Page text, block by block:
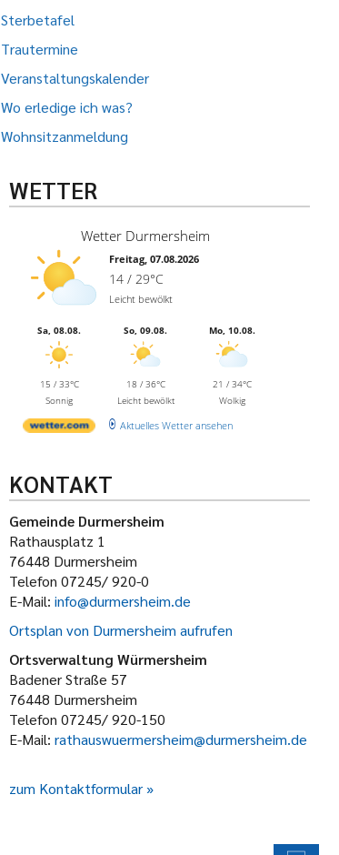
Sterbetafel
Trautermine
Veranstaltungskalender
Wo erledige ich was?
Wohnsitzanmeldung
WETTER
Wetter Durmersheim
Freitag, 07.08.2026
14 / 29°C
Leicht bewölkt
Sa, 08.08.
15 / 33°C
Sonnig
So, 09.08.
18 / 36°C
Leicht bewölkt
Mo, 10.08.
21 / 34°C
Wolkig
Aktuelles Wetter ansehen
KONTAKT
Gemeinde Durmersheim
Rathausplatz 1
76448 Durmersheim
Telefon 07245/ 920-0
E-Mail: info@durmersheim.de
Ortsplan von Durmersheim aufrufen
Ortsverwaltung Würmersheim
Badener Straße 57
76448 Durmersheim
Telefon 07245/ 920-150
E-Mail: rathauswuermersheim@durmersheim.de
zum Kontaktformular